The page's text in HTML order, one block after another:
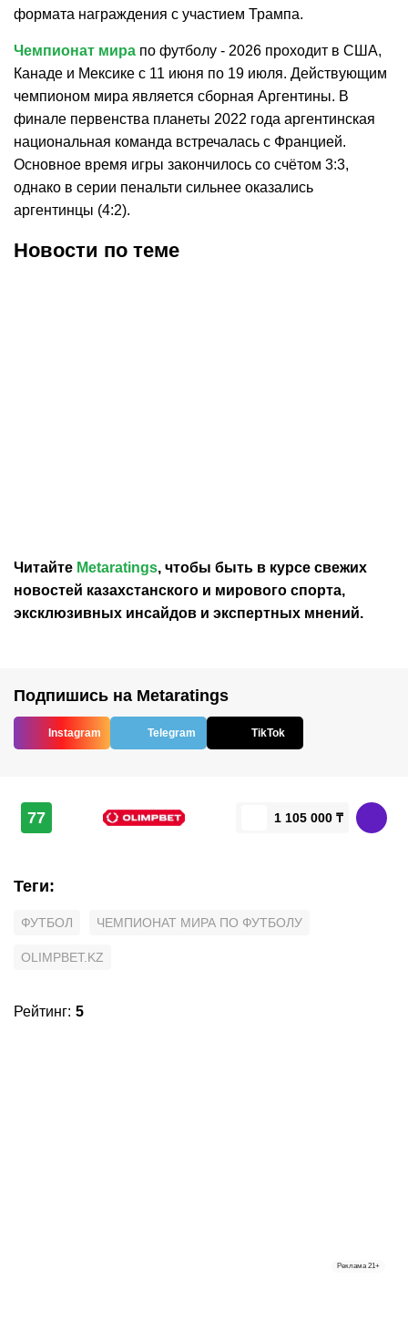
формата награждения с участием Трампа.
Чемпионат мира по футболу - 2026 проходит в США,
Канаде и Мексике с 11 июня по 19 июля. Действующим
чемпионом мира является сборная Аргентины. В
финале первенства планеты 2022 года аргентинская
национальная команда встречалась с Францией.
Основное время игры закончилось со счётом 3:3,
однако в серии пенальти сильнее оказались
аргентинцы (4:2).
Новости по теме
Читайте Metaratings, чтобы быть в курсе свежих
новостей казахстанского и мирового спорта,
эксклюзивных инсайдов и экспертных мнений.
Подпишись на Metaratings
Instagram Telegram TikTok
77 1 105 000 ₸
Теги:
ФУТБОЛ ЧЕМПИОНАТ МИРА ПО ФУТБОЛУ
OLIMPBET.KZ
Рейтинг: 5
Реклама 21+